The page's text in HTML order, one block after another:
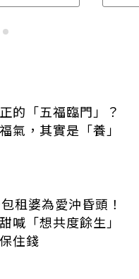
的「五福臨門」？
氣，其實是「養」
租婆為愛沖昏頭！
喊「想共度餘生」
住錢